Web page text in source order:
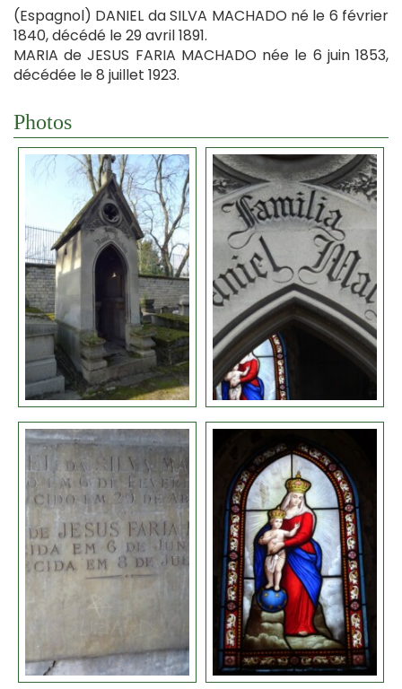
(Espagnol) DANIEL da SILVA MACHADO né le 6 février
1840, décédé le 29 avril 1891.
MARIA de JESUS FARIA MACHADO née le 6 juin 1853,
décédée le 8 juillet 1923.
Photos